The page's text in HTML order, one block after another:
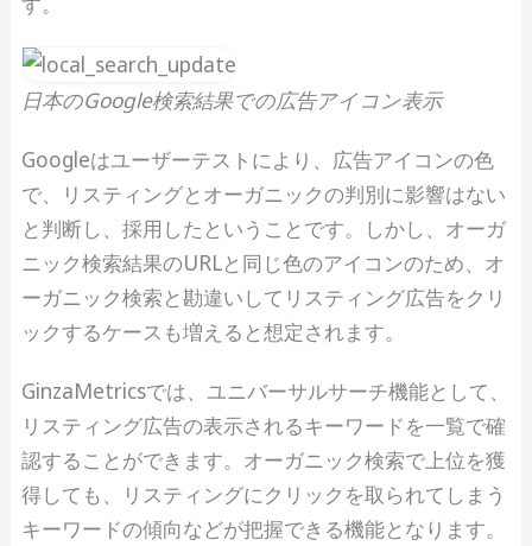
日本のGoogle検索結果での広告アイコン表示
Googleはユーザーテストにより、広告アイコンの色
で、リスティングとオーガニックの判別に影響はない
と判断し、採用したということです。しかし、オーガ
ニック検索結果のURLと同じ色のアイコンのため、オ
ーガニック検索と勘違いしてリスティング広告をクリ
ックするケースも増えると想定されます。
GinzaMetricsでは、ユニバーサルサーチ機能として、
リスティング広告の表示されるキーワードを一覧で確
認することができます。オーガニック検索で上位を獲
得しても、リスティングにクリックを取られてしまう
キーワードの傾向などが把握できる機能となります。